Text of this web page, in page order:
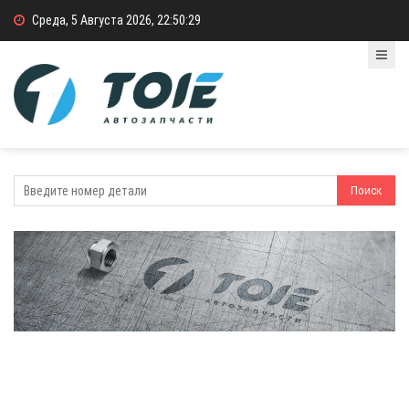
Среда, 5 Августа 2026, 22:50:29